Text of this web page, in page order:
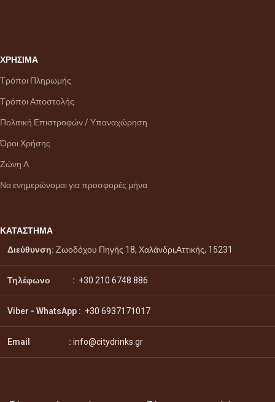
ΧΡΗΣΙΜΑ
Τρόποι Πληρωμής
Τρόποι Αποστολής
Πολιτική Επιστροφών / Υπαναχώρηση
Όροι Χρήσης
Ζώνη Α
Να ενημερώνομαι για προσφορές μήνα
ΚΑΤΑΣΤΗΜΑ
Διεύθυνση: Ζωοδόχου Πηγής 18, Χαλάνδρι,Αττικής, 15231
Τηλέφωνο : +30 210 6748 886
Viber - WhatsApp : +30 6937171017
Email : info@citydrinks.gr